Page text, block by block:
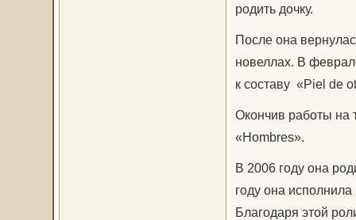
родить дочку.
После она
новеллах. В
к составу «Piel de
Окончив работы на
«Hombres».
В 2006 году она
году она
Благодаря этой